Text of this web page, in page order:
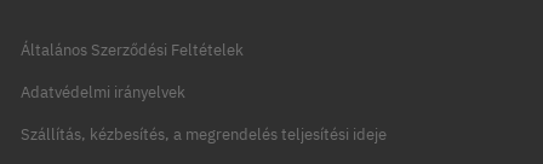
Általános Szerződési Feltételek
Adatvédelmi irányelvek
Szállítás, kézbesítés, a megrendelés teljesítési ideje